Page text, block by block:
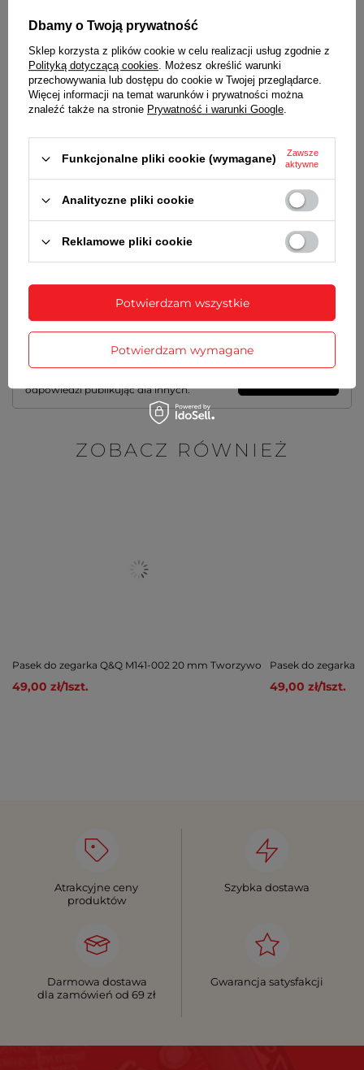
Wraz z paskiem otrzymasz:
Uszkodziła Ci się bransoleta od zegarka? Nic nie
szkodzi! Bransolety do zegarka dostępne są u nas w
wielu modelach i wariantach, zapraszamy do
zapoznania się z ofertą!
SZCZEGÓŁOWE DANE
Potrzebujesz pomocy? Masz pytania?
Zadaj pytanie a my odpowiemy
odpowiedzi publikując dla innych.
ZOBACZ RÓWNIEŻ
Pasek do zegarka Q&Q M141-002 20 mm Tworzywo
49,00 zł/1szt.
Pasek do zegarka
49,00 zł/1szt.
Atrakcyjne ceny
produktów
Szybka dostawa
Darmowa dostawa
dla zamówień od 69 zł
Gwarancja satysfakcji
Dbamy o Twoją prywatność
Sklep korzysta z plików cookie w celu realizacji usług zgodnie z
Polityką dotyczącą cookies. Możesz określić warunki
przechowywania lub dostępu do cookie w Twojej przeglądarce.
Więcej informacji na temat warunków i prywatności można
znaleźć także na stronie Prywatność i warunki Google.
Funkcjonalne pliki cookie (wymagane)
Zawsze
aktywne
Analityczne pliki cookie
Reklamowe pliki cookie
Potwierdzam wymagane
Potwierdzam wszystkie